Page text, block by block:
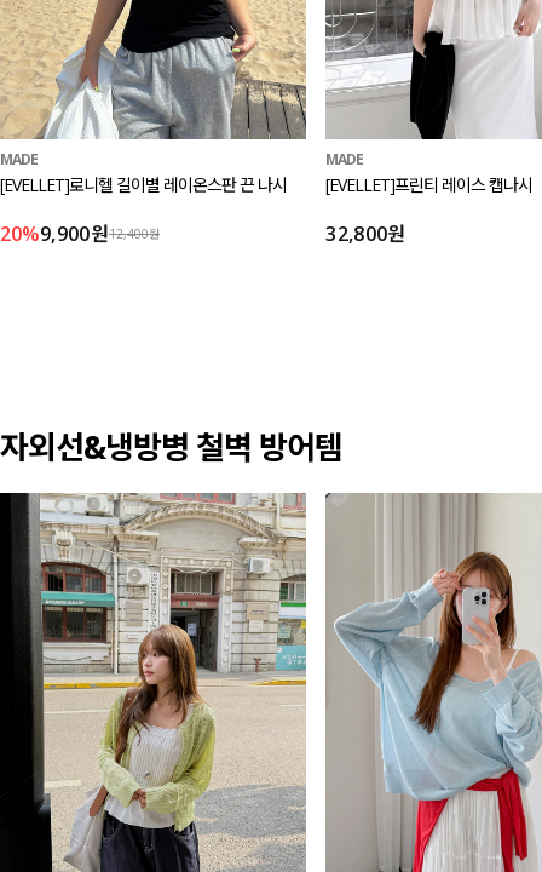
MADE
[EVELLET]로니헬 길이별 레이온스판 끈 나시
20%9,900원12,400원
MADE
[EVELLET]프린티 레이스 캡나시
32,800원
자외선&냉방병 철벽 방어템